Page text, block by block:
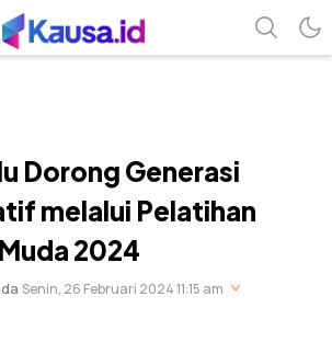
Dorong Generasi
melalui Pelatihan
2024
Senin, 26 Februari 2024 11:15 am